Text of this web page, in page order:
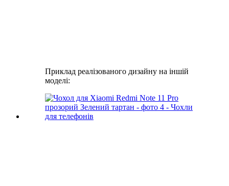
Приклад реалізованого дизайну на іншій
моделі: